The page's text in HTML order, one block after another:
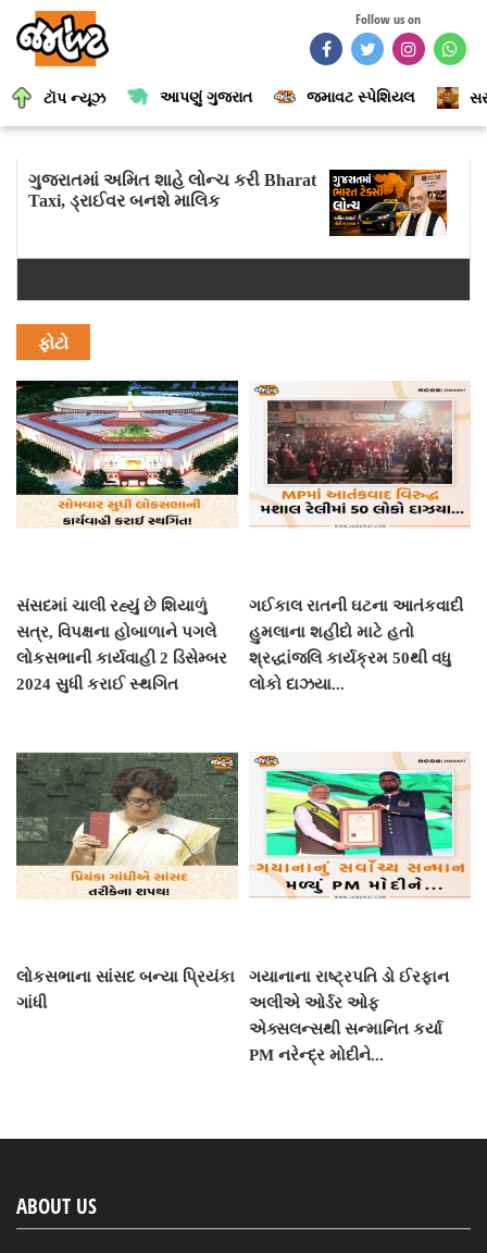
Follow us on
ટૉપ ન્યૂઝ આપણું ગુજરાત જમાવટ સ્પેશિયલ
ગુજરાતમાં અમિત શાહે લોન્ચ કરી Bharat
Taxi, ડ્રાઈવર બનશે માલિક
ફોટો
સંસદમાં ચાલી રહ્યું છે શિયાળું
સત્ર, વિપક્ષના હોબાળાને પગલે
લોકસભાની કાર્યવાહી 2 ડિસેમ્બર
2024 સુધી કરાઈ સ્થગિત
ગઈકાલ રાતની ઘટના આતંકવાદી
હુમલાના શહીદો માટે હતો
શ્રદ્ધાંજલિ કાર્યક્રમ 50થી વધુ
લોકો દાઝયા...
લોકસભાના સાંસદ બન્યા પ્રિયંકા
ગાંધી
ગયાનાના રાષ્ટ્રપતિ ડો ઈરફાન
અલીએ ઓર્ડર ઓફ
એક્સલન્સથી સન્માનિત કર્યા
PM નરેન્દ્ર મોદીને...
ABOUT US